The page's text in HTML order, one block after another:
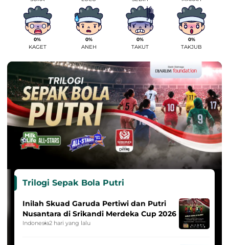
0%
KAGET
0%
ANEH
0%
TAKUT
0%
TAKJUB
Trilogi Sepak Bola Putri
Inilah Skuad Garuda Pertiwi dan Putri
Nusantara di Srikandi Merdeka Cup 2026
Indonesia2 hari yang lalu